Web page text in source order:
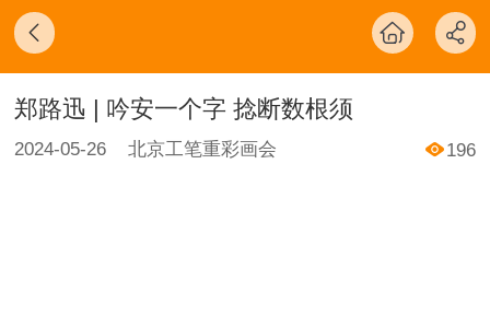
郑路迅 | 吟安一个字 捻断数根须
2024-05-26 北京工笔重彩画会 196